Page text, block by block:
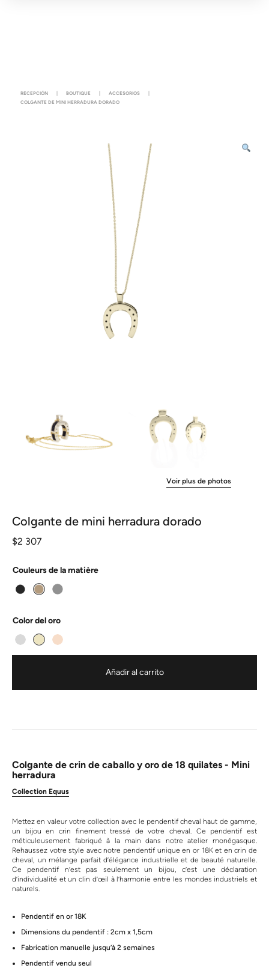
RECEPCIÓN | BOUTIQUE | ACCESORIOS
|
COLGANTE DE MINI HERRADURA DORADO
Voir plus de photos
Colgante de mini herradura dorado
$2 307
Couleurs de la matière
Color del oro
Añadir al carrito
Colgante de crin de caballo y oro de 18 quilates - Mini
herradura
Collection Equus
Mettez en valeur votre collection avec le pendentif cheval haut de gamme,
un bijou en crin finement tressé de votre cheval. Ce pendentif est
méticuleusement fabriqué à la main dans notre atelier monégasque.
Rehaussez votre style avec notre pendentif unique en or 18K et en crin de
cheval, un mélange parfait d’élégance industrielle et de beauté naturelle.
Ce pendentif n’est pas seulement un bijou, c’est une déclaration
d’individualité et un clin d’œil à l’harmonie entre les mondes industriels et
naturels.
Pendentif en or 18K
Dimensions du pendentif : 2cm x 1,5cm
Fabrication manuelle jusqu’à 2 semaines
Pendentif vendu seul